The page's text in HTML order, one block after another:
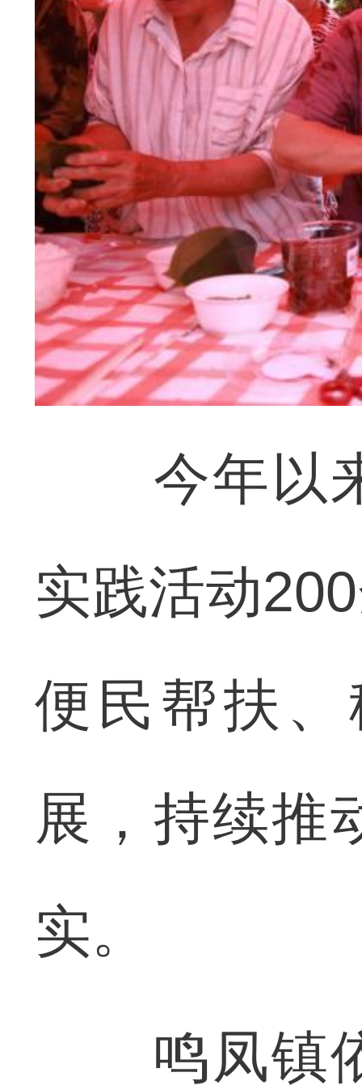
今年以来
实践活动
便民帮扶
展，持续推
实。
鸣凤镇依